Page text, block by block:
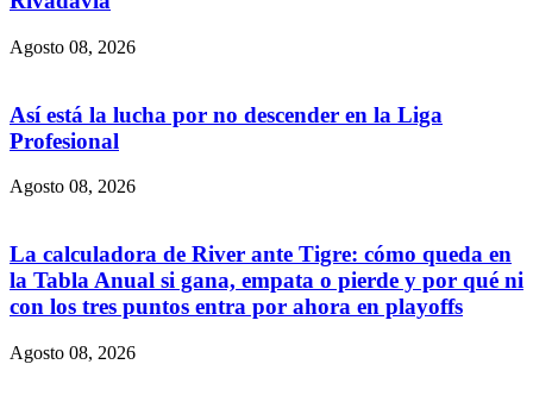
Agosto 08, 2026
Así está la lucha por no descender en la Liga
Profesional
Agosto 08, 2026
La calculadora de River ante Tigre: cómo queda en
la Tabla Anual si gana, empata o pierde y por qué ni
con los tres puntos entra por ahora en playoffs
Agosto 08, 2026